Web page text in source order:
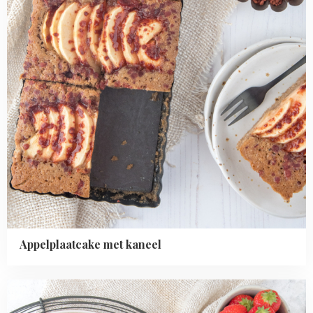
Appelplaatcake met kaneel
more